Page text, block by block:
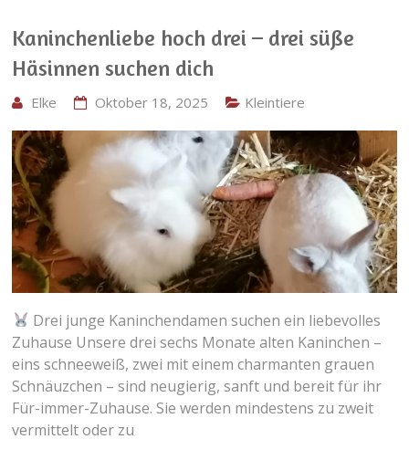
Kaninchenliebe hoch drei – drei süße
Häsinnen suchen dich
Elke Oktober 18, 2025 Kleintiere
Drei junge Kaninchendamen suchen ein liebevolles
Zuhause Unsere drei sechs Monate alten Kaninchen –
eins schneeweiß, zwei mit einem charmanten grauen
Schnäuzchen – sind neugierig, sanft und bereit für ihr
Für-immer-Zuhause. Sie werden mindestens zu zweit
vermittelt oder zu